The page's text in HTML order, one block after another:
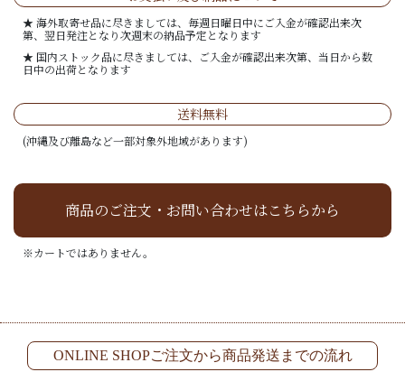
★ 海外取寄せ品に尽きましては、毎週日曜日中にご入金が確認出来次
第、翌日発注となり次週末の納品予定となります
★ 国内ストック品に尽きましては、ご入金が確認出来次第、当日から数
日中の出荷となります
送料無料
(沖縄及び離島など一部対象外地域があります)
商品のご注文・お問い合わせはこちらから
※カートではありません。
ONLINE SHOPご注文から商品発送までの流れ